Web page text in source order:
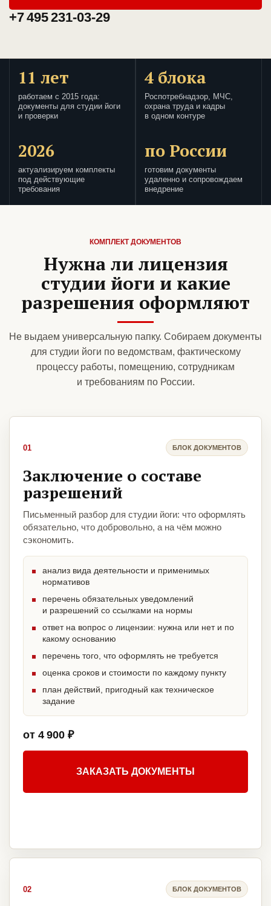
+7 495 231-03-29
11 лет
работаем с 2015 года:
документы для студии йоги
и проверки
4 блока
Роспотребнадзор, МЧС,
охрана труда и кадры
в одном контуре
2026
актуализируем комплекты
под действующие
требования
по России
готовим документы
удаленно и сопровождаем
внедрение
КОМПЛЕКТ ДОКУМЕНТОВ
Нужна ли лицензия
студии йоги и какие
разрешения оформляют
Не выдаем универсальную папку. Собираем документы
для студии йоги по ведомствам, фактическому
процессу работы, помещению, сотрудникам
и требованиям по России.
01 БЛОК ДОКУМЕНТОВ
Заключение о составе
разрешений
Письменный разбор для студии йоги: что оформлять
обязательно, что добровольно, а на чём можно
сэкономить.
анализ вида деятельности и применимых
нормативов
перечень обязательных уведомлений
и разрешений со ссылками на нормы
ответ на вопрос о лицензии: нужна или нет и по
какому основанию
перечень того, что оформлять не требуется
оценка сроков и стоимости по каждому пункту
план действий, пригодный как техническое
задание
от 4 900 ₽
ЗАКАЗАТЬ ДОКУМЕНТЫ
02 БЛОК ДОКУМЕНТОВ